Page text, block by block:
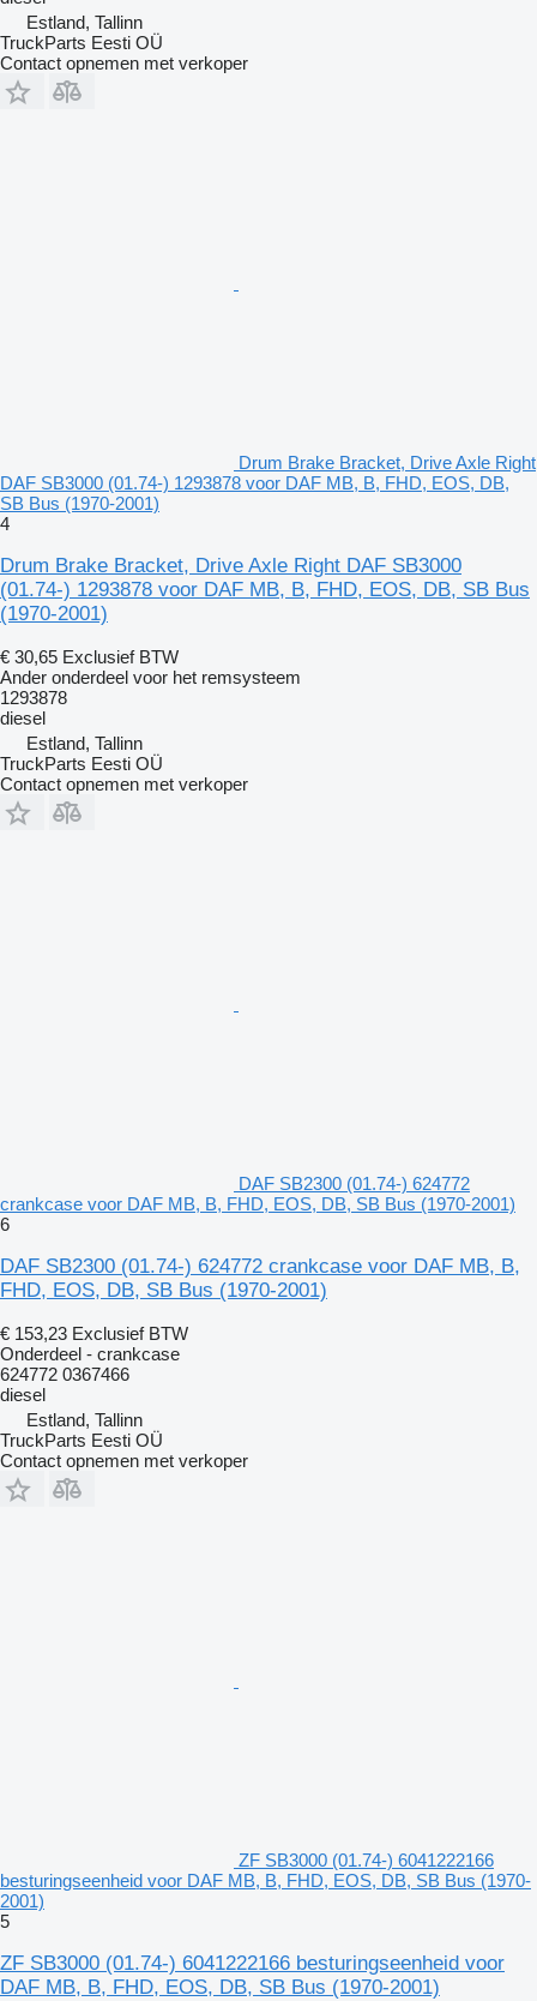
Estland, Tallinn
TruckParts Eesti OÜ
Contact opnemen met verkoper
Drum Brake Bracket, Drive Axle Right
DAF SB3000 (01.74-) 1293878 voor DAF MB, B, FHD, EOS, DB,
SB Bus (1970-2001)
4
Drum Brake Bracket, Drive Axle Right DAF SB3000
(01.74-) 1293878 voor DAF MB, B, FHD, EOS, DB, SB Bus
(1970-2001)
€ 30,65 Exclusief BTW
Ander onderdeel voor het remsysteem
1293878
diesel
Estland, Tallinn
TruckParts Eesti OÜ
Contact opnemen met verkoper
DAF SB2300 (01.74-) 624772
crankcase voor DAF MB, B, FHD, EOS, DB, SB Bus (1970-2001)
6
DAF SB2300 (01.74-) 624772 crankcase voor DAF MB, B,
FHD, EOS, DB, SB Bus (1970-2001)
€ 153,23 Exclusief BTW
Onderdeel - crankcase
624772 0367466
diesel
Estland, Tallinn
TruckParts Eesti OÜ
Contact opnemen met verkoper
ZF SB3000 (01.74-) 6041222166
besturingseenheid voor DAF MB, B, FHD, EOS, DB, SB Bus (1970-
2001)
5
ZF SB3000 (01.74-) 6041222166 besturingseenheid voor
DAF MB, B, FHD, EOS, DB, SB Bus (1970-2001)